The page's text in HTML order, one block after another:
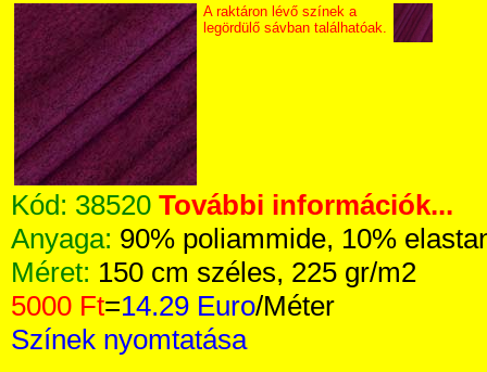
A raktáron lévő színek a
legördülő sávban találhatóak.
Kód: 38520 További információk...
Anyaga: 90% poliammide, 10%
Méret: 150 cm széles, 225 gr/m2
5000 Ft=14.29 Euro/Méter
Színek nyomtatása